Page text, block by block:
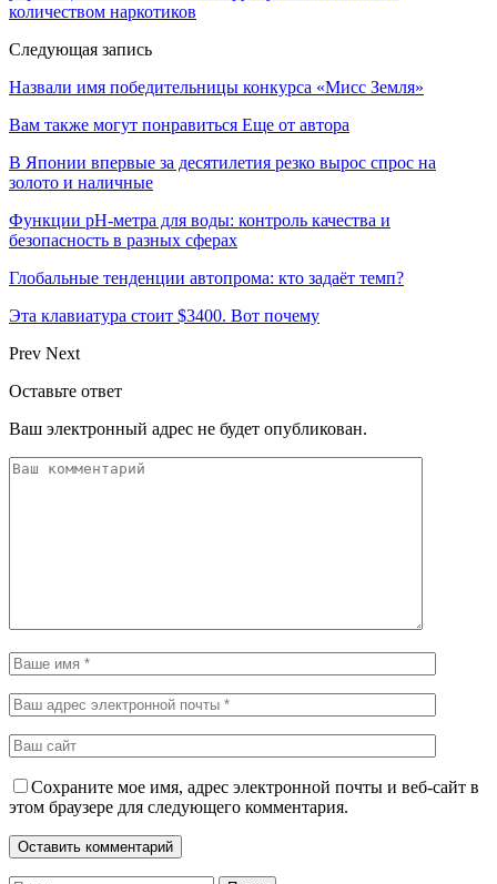
количеством наркотиков
Следующая запись
Назвали имя победительницы конкурса «Мисс Земля»
Вам также могут понравиться Еще от автора
В Японии впервые за десятилетия резко вырос спрос на
золото и наличные
Функции pH-метра для воды: контроль качества и
безопасность в разных сферах
Глобальные тенденции автопрома: кто задаёт темп?
Эта клавиатура стоит $3400. Вот почему
Prev Next
Оставьте ответ
Ваш электронный адрес не будет опубликован.
Сохраните мое имя, адрес электронной почты и веб-сайт в
этом браузере для следующего комментария.